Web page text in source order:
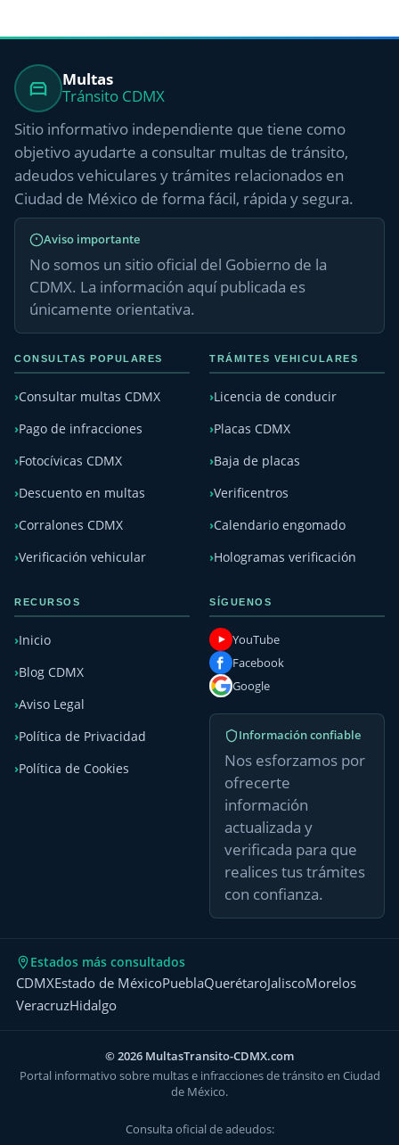
Multas
Tránsito CDMX
Sitio informativo independiente que tiene como
objetivo ayudarte a consultar multas de tránsito,
adeudos vehiculares y trámites relacionados en
Ciudad de México de forma fácil, rápida y segura.
Aviso importante
No somos un sitio oficial del Gobierno de la
CDMX. La información aquí publicada es
únicamente orientativa.
CONSULTAS POPULARES
Consultar multas CDMX
Pago de infracciones
Fotocívicas CDMX
Descuento en multas
Corralones CDMX
Verificación vehicular
TRÁMITES VEHICULARES
Licencia de conducir
Placas CDMX
Baja de placas
Verificentros
Calendario engomado
Hologramas verificación
RECURSOS
Inicio
Blog CDMX
Aviso Legal
Política de Privacidad
Política de Cookies
SÍGUENOS
YouTube
Facebook
Google
Información confiable
Nos esforzamos por
ofrecerte
información
actualizada y
verificada para que
realices tus trámites
con confianza.
Estados más consultados
CDMXEstado de MéxicoPueblaQuerétaroJaliscoMorelos
VeracruzHidalgo
© 2026 MultasTransito-CDMX.com
Portal informativo sobre multas e infracciones de tránsito en Ciudad
de México.
Consulta oficial de adeudos: